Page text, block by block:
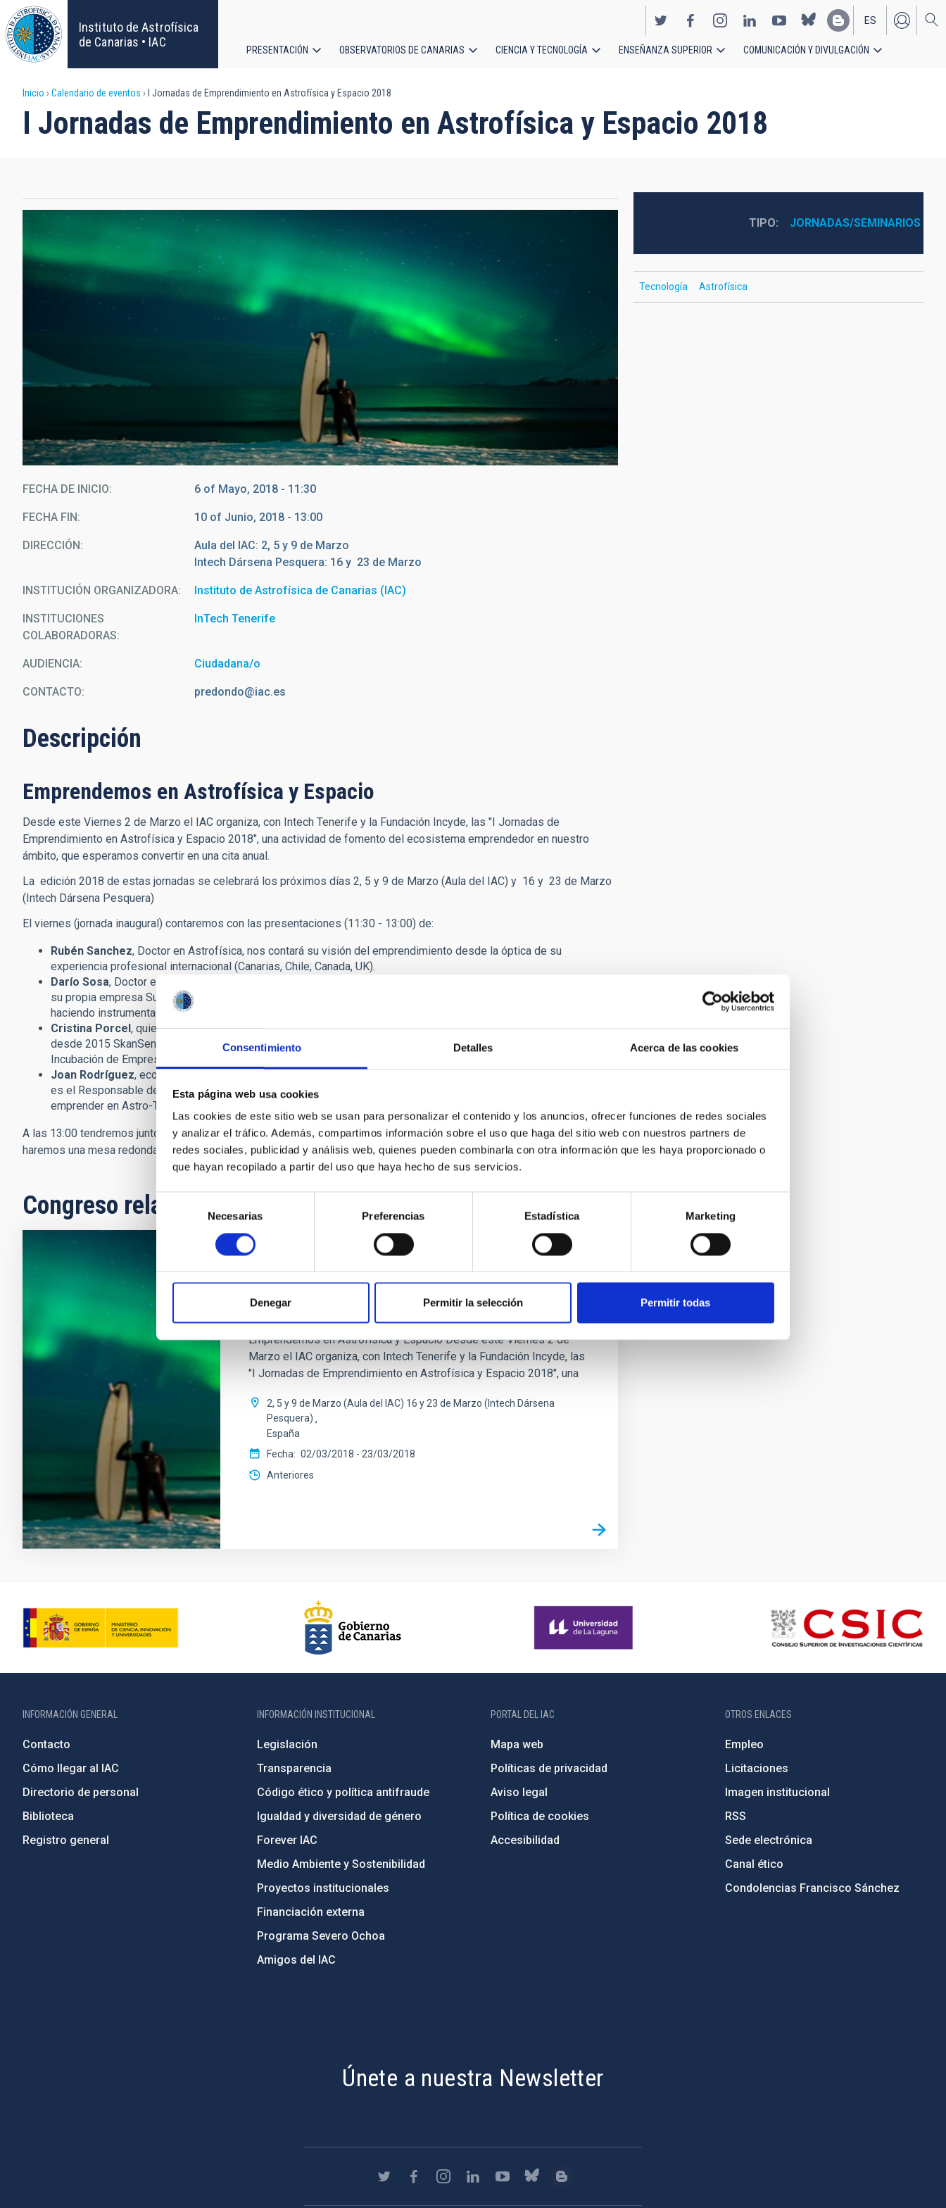
Consentimiento Detalles Acerca de las cookies
Esta página web usa cookies
Las cookies de este sitio web se usan para personalizar el contenido y los anuncios, ofrecer funciones de redes sociales
y analizar el tráfico. Además, compartimos información sobre el uso que haga del sitio web con nuestros partners de
redes sociales, publicidad y análisis web, quienes pueden combinarla con otra información que les haya proporcionado o
que hayan recopilado a partir del uso que haya hecho de sus servicios.
Selección
de
consentimiento
Necesarias Preferencias Estadística Marketing
Denegar Permitir la selección Permitir todas
Pasar
al
contenido
principal
Instituto de Astrofísica
de Canarias • IAC
EN
ES
principal
PRESENTACIÓN OBSERVATORIOS DE CANARIAS CIENCIA Y TECNOLOGÍA ENSEÑANZA SUPERIOR COMUNICACIÓN Y DIVULGACIÓN
Sobrescribir
enlaces
ayuda
a
la
navegación
Inicio Calendario de eventos I Jornadas de Emprendimiento en Astrofísica y Espacio 2018
I Jornadas de Emprendimiento en Astrofísica y Espacio 2018
FECHA DE INICIO 6 of Mayo, 2018 - 11:30
FECHA FIN 10 of Junio, 2018 - 13:00
DIRECCIÓN
Aula del IAC: 2, 5 y 9 de Marzo
Intech Dársena Pesquera: 16 y 23 de Marzo
INSTITUCIÓN ORGANIZADORA Instituto de Astrofísica de Canarias (IAC)
INSTITUCIONES
COLABORADORAS
InTech Tenerife
AUDIENCIA Ciudadana/o
CONTACTO predondo@iac.es
Descripción
Emprendemos en Astrofísica y Espacio
Desde este Viernes 2 de Marzo el IAC organiza, con Intech Tenerife y la Fundación Incyde, las "I Jornadas de
Emprendimiento en Astrofísica y Espacio 2018", una actividad de fomento del ecosistema emprendedor en nuestro
ámbito, que esperamos convertir en una cita anual.
La edición 2018 de estas jornadas se celebrará los próximos días 2, 5 y 9 de Marzo (Aula del IAC) y 16 y 23 de Marzo
(Intech Dársena Pesquera)
El viernes (jornada inaugural) contaremos con las presentaciones (11:30 - 13:00) de:
Rubén Sanchez, Doctor en Astrofísica, nos contará su visión del emprendimiento desde la óptica de su
experiencia profesional internacional (Canarias, Chile, Canada, UK).
Darío Sosa, Doctor en Ingeniería, ex-ingeniero en Instrumentación del IAC y en PLOCAN, hace años que gestiona
su propia empresa Subsea Mechatronics S.L. y nos hablará de su experiencia en emprender desde Canarias,
haciendo instrumentación.
Cristina Porcel, quien con más de 17 años de experiencia en multinacionales industriales, ha fundado y dirige
desde 2015 SkanSense, una empresa dedicada al análisis de imagen satelital que participa en el programa de
Incubación de Empresas de la ESA en la Comunidad de Madrid (ESA BIC).
Joan Rodríguez, economista, que tras trabajar en empresas como BBVA, JFT, Tenerife Pearl o Grupo Loro Parque,
es el Responsable de Desarrollo de Negocio de la empresa Volcano Teide (Grupo Teleférico), y nos hablará de
emprender en Astro-Turismo.
A las 13:00 tendremos junto al Aula 30 minutos de networking con los asistentes (café gratis), y de 13:30 a 14:30
haremos una mesa redonda moderada, con preguntas del público.
Congreso relacionados
I Jornadas de Emprendimiento en Astrofísica y
Espacio 2018
Emprendemos en Astrofísica y Espacio Desde este Viernes 2 de
Marzo el IAC organiza, con Intech Tenerife y la Fundación Incyde, las
"I Jornadas de Emprendimiento en Astrofísica y Espacio 2018", una
2, 5 y 9 de Marzo (Aula del IAC) 16 y 23 de Marzo (Intech Dársena
Pesquera)
España
Fecha
02/03/2018 - 23/03/2018
Anteriores
TIPO JORNADAS/SEMINARIOS
Tecnología Astrofísica
INFORMACIÓN GENERAL
Contacto
Cómo llegar al IAC
Directorio de personal
Biblioteca
Registro general
INFORMACIÓN INSTITUCIONAL
Legislación
Transparencia
Código ético y política antifraude
Igualdad y diversidad de género
Forever IAC
Medio Ambiente y Sostenibilidad
Proyectos institucionales
Financiación externa
Programa Severo Ochoa
Amigos del IAC
PORTAL DEL IAC
Mapa web
Políticas de privacidad
Aviso legal
Política de cookies
Accesibilidad
OTROS ENLACES
Empleo
Licitaciones
Imagen institucional
RSS
Sede electrónica
Canal ético
Condolencias Francisco Sánchez
Únete a nuestra Newsletter